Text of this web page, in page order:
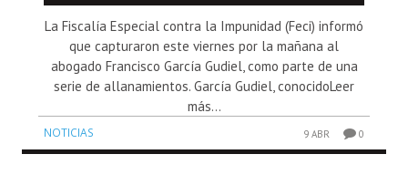
La Fiscalía Especial contra la Impunidad (Feci) informó
que capturaron este viernes por la mañana al
abogado Francisco García Gudiel, como parte de una
serie de allanamientos. García Gudiel, conocidoLeer
más...
NOTICIAS 9 ABR 0